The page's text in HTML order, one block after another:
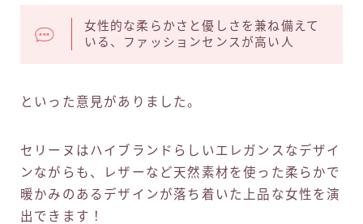
女性的な柔らかさと優しさを兼ね備えて
いる、ファッションセンスが高い人
といった意見がありました。
セリーヌはハイブランドらしいエレガンスなデザイ
ンながらも、レザーなど天然素材を使った柔らかで
暖かみのあるデザインが落ち着いた上品な女性を演
出できます！